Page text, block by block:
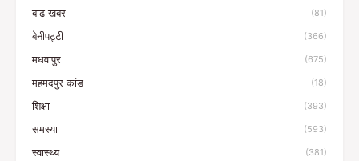
बाढ़ खबर (81)
बेनीपट्टी (366)
मधवापुर (675)
महमदपुर कांड (18)
शिक्षा (393)
समस्या (593)
स्वास्थ्य (381)